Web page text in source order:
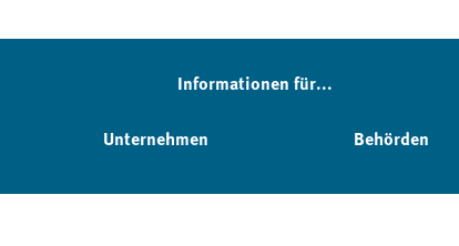
Informationen für...
Unternehmen Behörden